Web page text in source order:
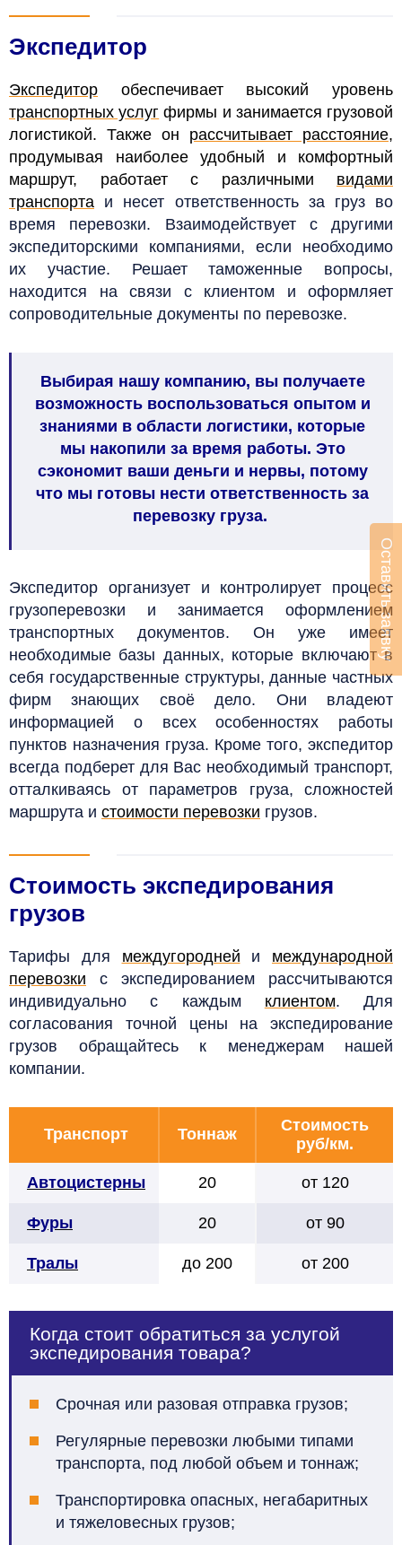
Экспедитор
Экспедитор обеспечивает высокий уровень
транспортных услуг фирмы и занимается грузовой
логистикой. Также он рассчитывает расстояние,
продумывая наиболее удобный и комфортный
маршрут, работает с различными видами
транспорта и несет ответственность за груз во
время перевозки. Взаимодействует с другими
экспедиторскими компаниями, если необходимо
их участие. Решает таможенные вопросы,
находится на связи с клиентом и оформляет
сопроводительные документы по перевозке.
Выбирая нашу компанию, вы получаете
возможность воспользоваться опытом и
знаниями в области логистики, которые
мы накопили за время работы. Это
сэкономит ваши деньги и нервы, потому
что мы готовы нести ответственность за
перевозку груза.
Экспедитор организует и контролирует процесс
грузоперевозки и занимается оформлением
транспортных документов. Он уже имеет
необходимые базы данных, которые включают в
себя государственные структуры, данные частных
фирм знающих своё дело. Они владеют
информацией о всех особенностях работы
пунктов назначения груза. Кроме того, экспедитор
всегда подберет для Вас необходимый транспорт,
отталкиваясь от параметров груза, сложностей
маршрута и стоимости перевозки грузов.
Стоимость экспедирования
грузов
Тарифы для междугородней и международной
перевозки с экспедированием рассчитываются
индивидуально с каждым клиентом. Для
согласования точной цены на экспедирование
грузов обращайтесь к менеджерам нашей
компании.
Транспорт Тоннаж
Стоимость
руб/км.
Автоцистерны 20 от 120
Фуры 20 от 90
Тралы до 200 от 200
Когда стоит обратиться за услугой
экспедирования товара?
Срочная или разовая отправка грузов;
Регулярные перевозки любыми типами
транспорта, под любой объем и тоннаж;
Транспортировка опасных, негабаритных
и тяжеловесных грузов;
Оставить заявку